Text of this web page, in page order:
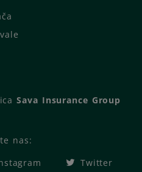
Sava Insurance Group
nas:
Twitter